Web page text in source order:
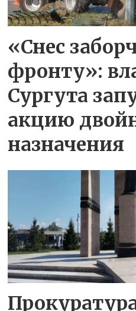
«Снес
фронту»:
Сургута
акцию
назначения